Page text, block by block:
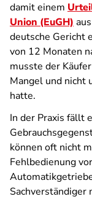
damit einem
Union (EuGH)
deutsche Gericht
von 12 Monaten
musste der
Mangel und nicht
hatte.
In der Praxis fällt
können oft nicht
Fehlbedienung
Sachverständiger